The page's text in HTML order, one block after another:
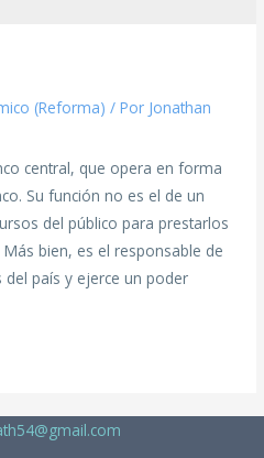
(Reforma) / Por Jonathan
central, que opera en forma
Su función no es el de un
del público para prestarlos
bien, es el responsable de
país y ejerce un poder